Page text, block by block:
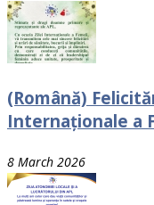
(Română)
Internaționale a
8 March 2026